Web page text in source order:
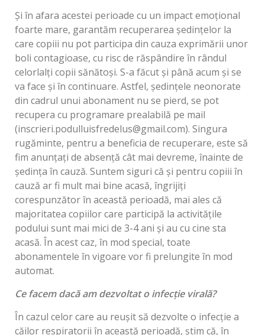
Și în afara acestei perioade cu un impact emoțional
foarte mare, garantăm recuperarea ședințelor la
care copiii nu pot participa din cauza exprimării unor
boli contagioase, cu risc de răspândire în rândul
celorlalți copii sănătoși. S-a făcut și până acum și se
va face și în continuare. Astfel, ședințele neonorate
din cadrul unui abonament nu se pierd, se pot
recupera cu programare prealabilă pe mail
(inscrieri.podulluisfredelus@gmail.com). Singura
rugăminte, pentru a beneficia de recuperare, este să
fim anunțați de absență cât mai devreme, înainte de
ședința în cauză. Suntem siguri că și pentru copiii în
cauză ar fi mult mai bine acasă, îngrijiți
corespunzător în această perioadă, mai ales că
majoritatea copiilor care participă la activitățile
podului sunt mai mici de 3-4 ani și au cu cine sta
acasă. În acest caz, în mod special, toate
abonamentele în vigoare vor fi prelungite în mod
automat.
Ce facem dacă am dezvoltat o infecție virală?
În cazul celor care au reușit să dezvolte o infecție a
căilor respiratorii în această perioadă, știm că, în